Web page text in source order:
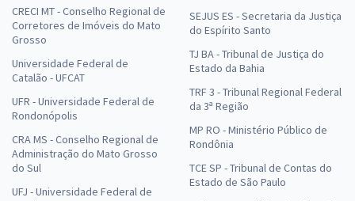
CRECI MT - Conselho Regional de
Corretores de Imóveis do Mato
Grosso
Universidade Federal de
Catalão - UFCAT
UFR - Universidade Federal de
Rondonópolis
CRA MS - Conselho Regional de
Administração do Mato Grosso
do Sul
UFJ - Universidade Federal de
SEJUS ES - Secretaria da Justiça
do Espírito Santo
TJ BA - Tribunal de Justiça do
Estado da Bahia
TRF 3 - Tribunal Regional Federal
da 3ª Região
MP RO - Ministério Público de
Rondônia
TCE SP - Tribunal de Contas do
Estado de São Paulo